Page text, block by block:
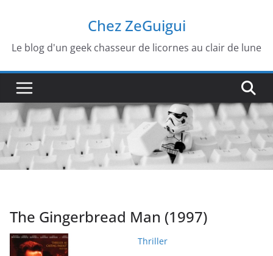
contenu
Chez ZeGuigui
Le blog d'un geek chasseur de licornes au clair de lune
The Gingerbread Man (1997)
Thriller